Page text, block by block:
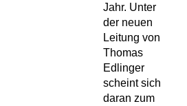
Jahr. Unter
der neuen
Leitung von
Thomas
Edlinger
scheint sich
daran zum